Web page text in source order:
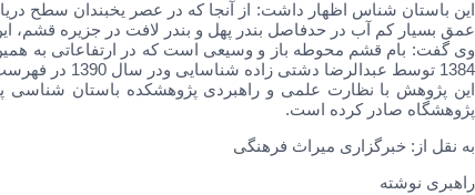
عمق بسیار کم آب در حدفاصل بندر پهل و بندر لافت در جزیره قشم،
وی گفت: بام قشم محوطه باز و وسیعی است که در ارتفاعاتی به
1384 توسط عبدالرضا دشتی زاده شناسایی ودر سال 1390 در فهرست آثار ملی به ثبت رسید.
این پژوهش با نظارت علمی و راهبردی پژوهشکده باستان
پژوهشگاه صادر کرده است.
به نقل از: خبرگزاری میراث فرهنگی
راهبری نوشته